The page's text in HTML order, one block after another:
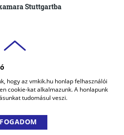
hogy az vmkik.hu honlap felhasználói
cookie-kat alkalmazunk. A honlapunk
tudomásul veszi.
Stuttgartba
|
ALL RIGHTS RESERVED! DESIGNED &